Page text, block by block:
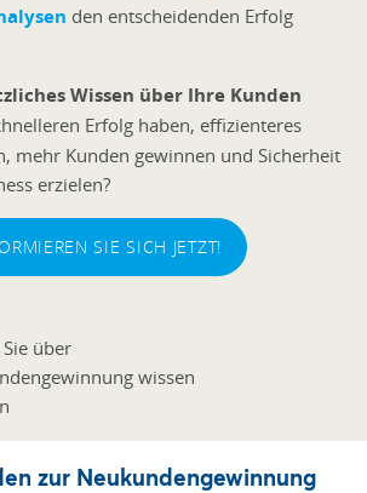
den entscheidenden Erfolg
Wissen über Ihre Kunden
Erfolg haben, effizienteres
mehr Kunden gewinnen und Sicherheit
erzielen?
SIE SICH JETZT!
zur Neukundengewinnung